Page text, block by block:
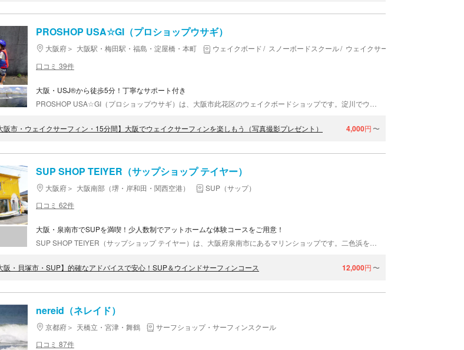
PROSHOP USA☆GI（プロショップウサギ）
大阪府 大阪駅・梅田駅・福島・淀屋橋・本町 ウェイクボード スノーボードスクール
ウェイクサーフィン
口コミ 39件
大阪・USJ®から徒歩5分！丁寧なサポート付き
阪市・ウェイクサーフィン・15分間】大阪でウェイクサーフィンを楽しもう（写真撮影プレゼント） 4,000円 〜
SUP SHOP TEIYER（サップショップ テイヤー）
大阪府 大阪南部（堺・岸和田・関西空港）
SUP（サップ）
口コミ 62件
大阪・泉南市でSUPを満喫！少人数制でアットホームな体験コースをご用意！
阪・貝塚市・SUP】的確なアドバイスで安心！SUP＆ウインドサーフィンコース 12,000円 〜
nereid（ネレイド）
京都府 天橋立・宮津・舞鶴
サーフショップ・サーフィンスクール
口コミ 87件